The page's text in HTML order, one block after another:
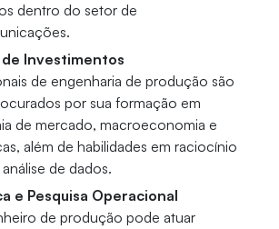
dentro do setor de
de Investimentos
de engenharia de produção são
por sua formação em
de mercado, macroeconomia e
além de habilidades em raciocínio
de dados.
e Pesquisa Operacional
de produção pode atuar